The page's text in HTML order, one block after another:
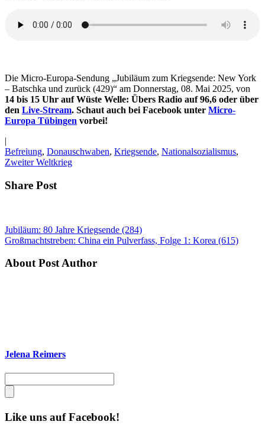
Die Micro-Europa-Sendung „Jubiläum zum Kriegsende: New York
– Batschka und zurück (429)“ am Donnerstag, 08. Mai 2025, von
14 bis 15 Uhr auf Wüste Welle: Übers Radio auf 96,6 oder über
den Live-Stream. Schaut auch bei Facebook unter Micro-
Europa Tübingen vorbei!
|
Befreiung, Donauschwaben, Kriegsende, Nationalsozialismus,
Zweiter Weltkrieg
Share Post
Jubiläum: 80 Jahre Kriegsende (284)
Großmachtstreben: China ein Pulverfass, Folge 1: Korea (615)
About Post Author
Jelena Reimers
Like uns auf Facebook!